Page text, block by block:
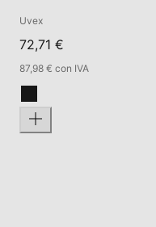
Uvex
72,71 €
87,98 € con IVA